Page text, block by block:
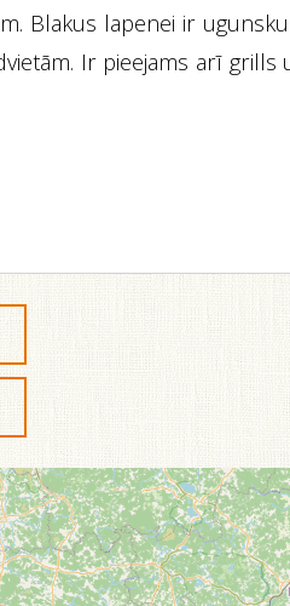
Blakus lapenei ir
Ir pieejams arī grills